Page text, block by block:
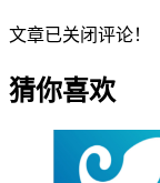
文章已关闭评论！
猜你喜欢